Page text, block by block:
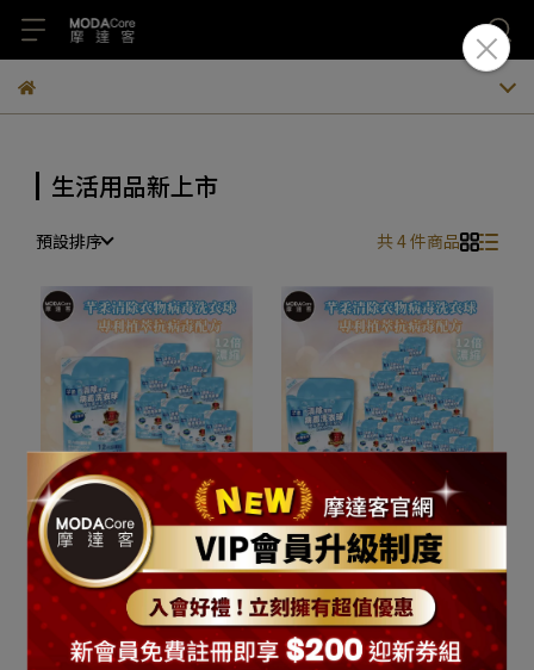
生活用品新上市
預設排序 共 4 件商品
摩達客 芊柔超濃縮清除衣
物病毒洗衣球20入袋裝*10
入 台灣製造
#CR261701004
NT$2,259NT$2,500
加入購物車
摩達客 芊柔超濃縮清除衣
物病毒洗衣球20入袋裝*20
入 台灣製造
#CR261701005
NT$4,299NT$5,000
加入購物車